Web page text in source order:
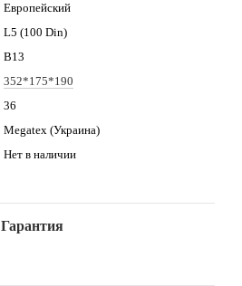
Европейский
L5 (100 Din)
B13
352*175*190
36
Megatex (Украина)
Нет в наличии
Гарантия